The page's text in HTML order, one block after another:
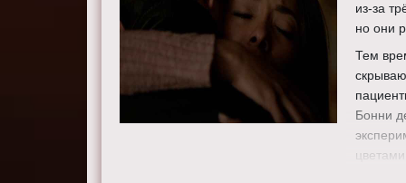
из-за
но они
Тем
Бонни